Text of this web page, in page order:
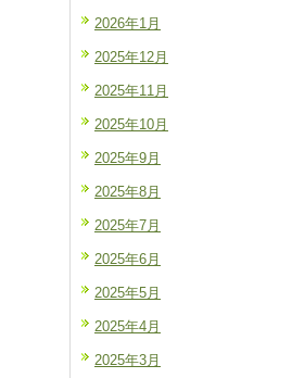
2026年1月
2025年12月
2025年11月
2025年10月
2025年9月
2025年8月
2025年7月
2025年6月
2025年5月
2025年4月
2025年3月